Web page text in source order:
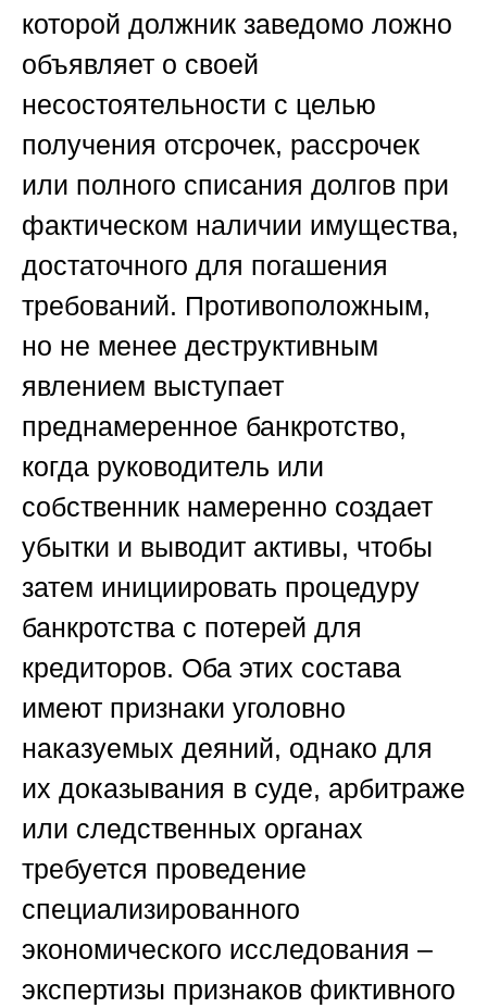
которой должник заведомо ложно
объявляет о своей
несостоятельности с целью
получения отсрочек, рассрочек
или полного списания долгов при
фактическом наличии имущества,
достаточного для погашения
требований. Противоположным,
но не менее деструктивным
явлением выступает
преднамеренное банкротство,
когда руководитель или
собственник намеренно создает
убытки и выводит активы, чтобы
затем инициировать процедуру
банкротства с потерей для
кредиторов. Оба этих состава
имеют признаки уголовно
наказуемых деяний, однако для
их доказывания в суде, арбитраже
или следственных органах
требуется проведение
специализированного
экономического исследования –
экспертизы признаков фиктивного